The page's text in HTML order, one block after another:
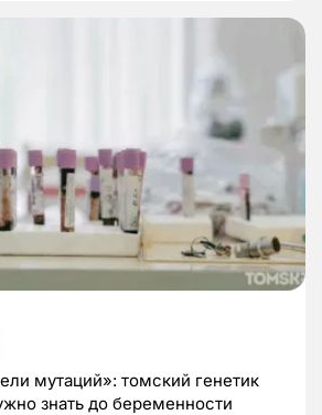
мутаций»: томский генетик
знать до беременности